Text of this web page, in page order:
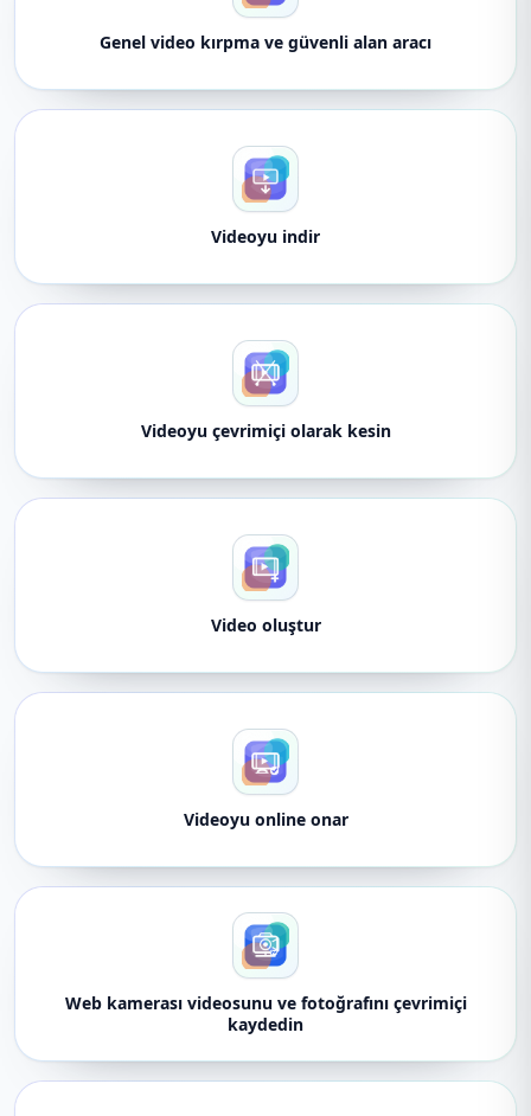
Genel video kırpma ve güvenli alan aracı
Videoyu indir
Videoyu çevrimiçi olarak kesin
Video oluştur
Videoyu online onar
Web kamerası videosunu ve fotoğrafını çevrimiçi
kaydedin